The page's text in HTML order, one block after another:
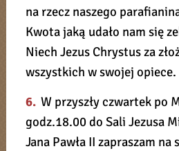
na rzecz naszego
Kwota jaką udało nam się
Niech Jezus Chrystus za
wszystkich w swojej opiece.
6. W przyszły czwartek po
godz.18.00 do Sali Jezusa
Jana Pawła II zapraszam na